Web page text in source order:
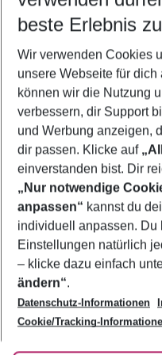
2 Erwachsene Keine
Mehr
Footer
Footer navigation
Über uns
AGB
Bestpreisgarantie
Cookie-Einstellungen
Cookie-Richtlinie
Agenturbetreuung
Barrierefreies Reisen
Folge uns
beste Erlebnis
Wir verwenden Cookies
unsere Webseite für
können wir die Nutzung
verbessern, dir Support
und Werbung anzeigen,
dir passen. Klicke auf
einverstanden bist. Dir
„Nur notwendige
anpassen“ kannst du
individuell anpassen. Du
Einstellungen natürlich
– klicke dazu einfach
ändern“.
Datenschutz-Informationen
Cookie/Tracking-